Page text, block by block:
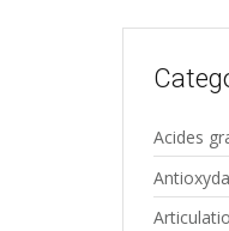
Acides